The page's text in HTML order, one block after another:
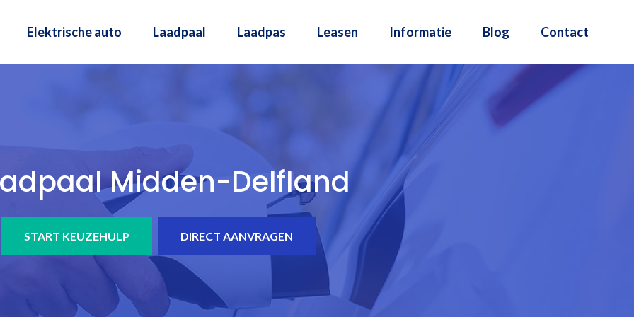
Elektrische auto Laadpaal Laadpas Leasen Informatie Blog Contact
Midden-Delfland
START KEUZEHULP DIRECT AANVRAGEN